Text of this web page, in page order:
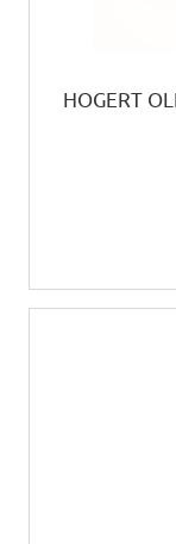
HOGERT